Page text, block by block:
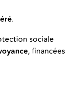
.
sociale
, financées